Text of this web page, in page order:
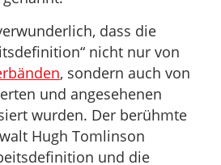
dass die
nicht nur von
, sondern auch von
und angesehenen
wurden. Der berühmte
Hugh Tomlinson
und die